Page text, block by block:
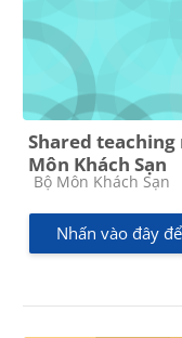
Shared
Môn Khách Sạn
Các loại khóa học
Bộ Môn Khách Sạn
Nhấn vào đây